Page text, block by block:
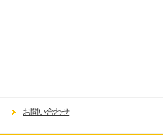
お問い合わせ